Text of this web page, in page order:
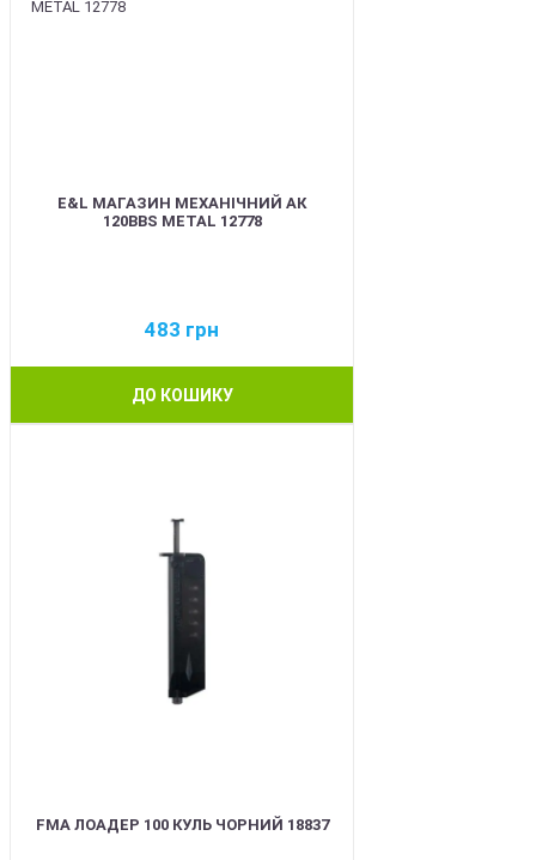
E&L МАГАЗИН МЕХАНІЧНИЙ АК
120BBS METAL 12778
483 грн
ДО КОШИКУ
FMA ЛОАДЕР 100 КУЛЬ ЧОРНИЙ 18837